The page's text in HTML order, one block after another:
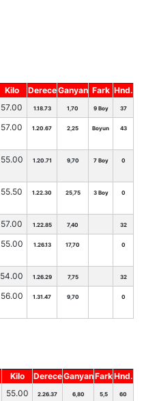
Kilo DereceGanyan Fark Hnd.
57.00 1.18.73 1,70 9 Boy 37
57.00 1.20.67 2,25 Boyun 43
55.00 1.20.71 9,70 7 Boy 0
55.50 1.22.30 25,75 3 Boy 0
57.00 1.22.85 7,40 32
55.00 1.26.13 17,70 0
54.00 1.26.29 7,75 32
56.00 1.31.47 9,70 0
Kilo DereceGanyanFarkHnd.
55.00 2.26.37 6,80
5,5
60